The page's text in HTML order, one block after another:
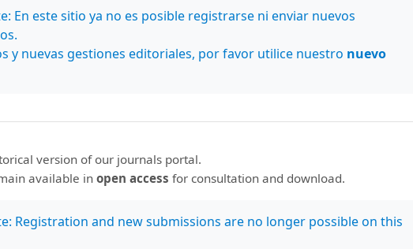
puede deberse a actividades antrópicas o efectos
las más nocivas y alarmantes en los
la Restauración Ecológica
acciones encaminadas al inicio o incremento de la
dañado o destruido en salud, integridad
PDF (Español (España))
En este sitio ya no es posible registrarse ni enviar nuevos
y nuevas gestiones editoriales, por favor utilice nuestro nuevo
version of our journals portal.
available inopen access for consultation and download.
Registration and new submissions are no longer possible on this